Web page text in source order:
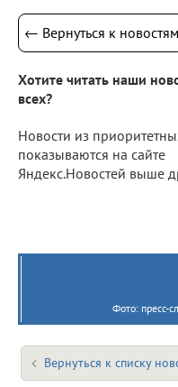
← Вернуться к новостям
Хотите читать наши
всех?
Новости из
показываются на сайте
Яндекс.Новостей выше
Фото: пресс-
Вернуться к списку